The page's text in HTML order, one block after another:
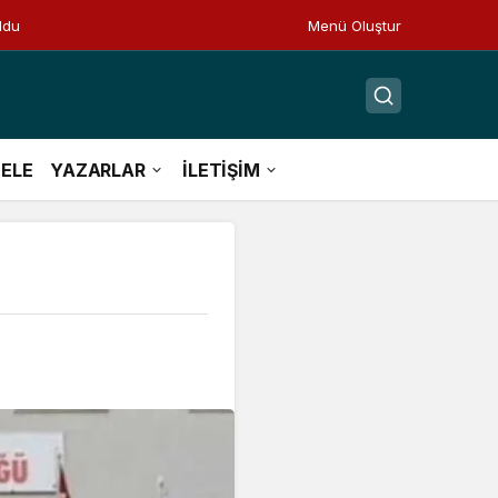
Menü Oluştur
YAZARLAR İLETİŞİM